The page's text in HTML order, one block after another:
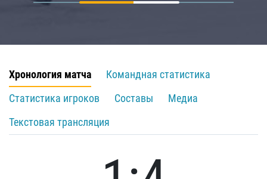
Хронология матча
Командная статистика
Статистика игроков
Составы
Медиа
Текстовая трансляция